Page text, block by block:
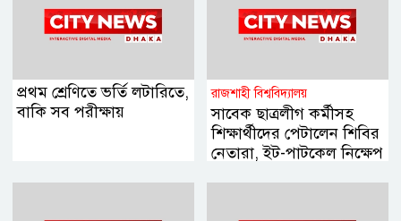
প্রথম শ্রেণিতে ভর্তি লটারিতে,
বাকি সব পরীক্ষায়
রাজশাহী বিশ্ববিদ্যালয়
সাবেক ছাত্রলীগ কর্মীসহ
শিক্ষার্থীদের পেটালেন শিবির
নেতারা, ইট-পাটকেল নিক্ষেপ